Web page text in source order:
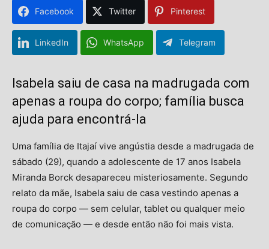
Facebook Twitter Pinterest
LinkedIn WhatsApp Telegram
Isabela saiu de casa na madrugada com
apenas a roupa do corpo; família busca
ajuda para encontrá-la
Uma família de Itajaí vive angústia desde a madrugada de
sábado (29), quando a adolescente de 17 anos Isabela
Miranda Borck desapareceu misteriosamente. Segundo
relato da mãe, Isabela saiu de casa vestindo apenas a
roupa do corpo — sem celular, tablet ou qualquer meio
de comunicação — e desde então não foi mais vista.